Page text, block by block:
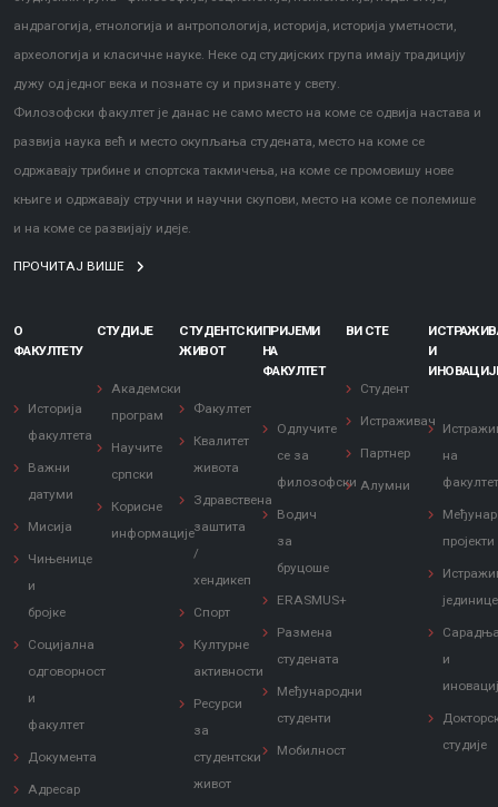
андрагогија, етнологија и антропологија, историја, историја уметности,
археологија и класичне науке. Неке од студијских група имају традицију
дужу од једног века и познате су и признате у свету.
Филозофски факултет је данас не само место на коме се одвија настава и
развија наука већ и место окупљања студената, место на коме се
одржавају трибине и спортска такмичења, на коме се промовишу нове
књиге и одржавају стручни и научни скупови, место на коме се полемише
и на коме се развијају идеје.
ПРОЧИТАЈ ВИШЕ
О
ФАКУЛТЕТУ
Историја
факултета
Важни
датуми
Мисија
Чињенице
и
бројке
Социјална
одговорност
и
факултет
Документа
Адресар
СТУДИЈЕ
Академски
програм
Научите
српски
Корисне
информације
СТУДЕНТСКИ
ЖИВОТ
Факултет
Квалитет
живота
Здравствена
заштита
/
хендикеп
Спорт
Културне
активности
Ресурси
за
студентски
живот
ПРИЈЕМИ
НА
ФАКУЛТЕТ
Одлучите
се за
филозофски
Водич
за
бруцоше
ERASMUS+
Размена
студената
Међународни
студенти
Мобилност
ВИ СТЕ
Студент
Истраживач
Партнер
Алумни
И
на
пројекти
јединице
и
студије